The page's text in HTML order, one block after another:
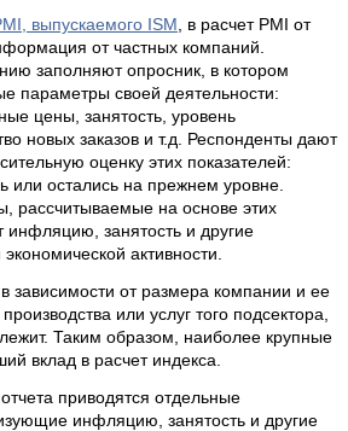
выпускаемого ISM , в расчет PMI от
от частных компаний.
заполняют опросник, в котором
параметры своей деятельности:
цены, занятость, уровень
новых заказов и т.д. Респонденты дают
оценку этих показателей:
или остались на прежнем уровне.
рассчитываемые на основе этих
инфляцию, занятость и другие
активности.
зависимости от размера компании и ее
или услуг того подсектора,
Таким образом, наиболее крупные
вклад в расчет индекса.
приводятся отдельные
инфляцию, занятость и другие